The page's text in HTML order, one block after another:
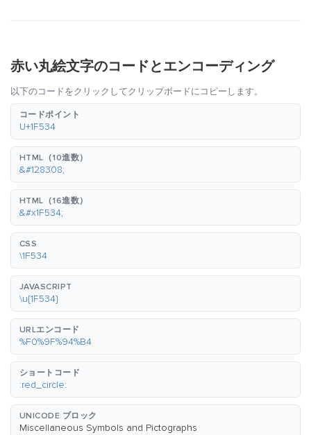
赤い丸絵文字のコードとエンコーディング
以下のコードをクリックしてクリップボードにコピーします。
コードポイント
U+1F534
HTML（10進数）
&#128308;
HTML（16進数）
&#x1F534;
CSS
\1F534
JAVASCRIPT
\u{1F534}
URLエンコード
%F0%9F%94%B4
ショートコード
:red_circle:
UNICODE ブロック
Miscellaneous Symbols and Pictographs